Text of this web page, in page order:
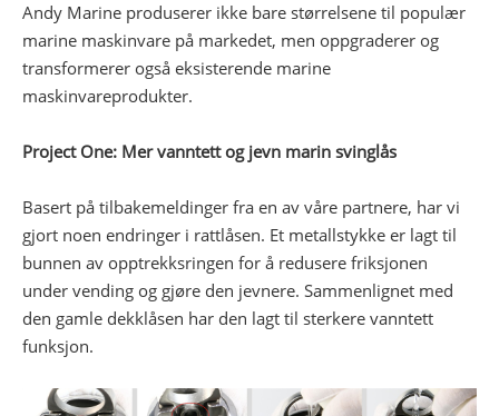
Andy Marine produserer ikke bare størrelsene til populær
marine maskinvare på markedet, men oppgraderer og
transformerer også eksisterende marine
maskinvareprodukter.
Project One: Mer vanntett og jevn marin svinglås
Basert på tilbakemeldinger fra en av våre partnere, har vi
gjort noen endringer i rattlåsen. Et metallstykke er lagt til
bunnen av opptrekksringen for å redusere friksjonen
under vending og gjøre den jevnere. Sammenlignet med
den gamle dekklåsen har den lagt til sterkere vanntett
funksjon.